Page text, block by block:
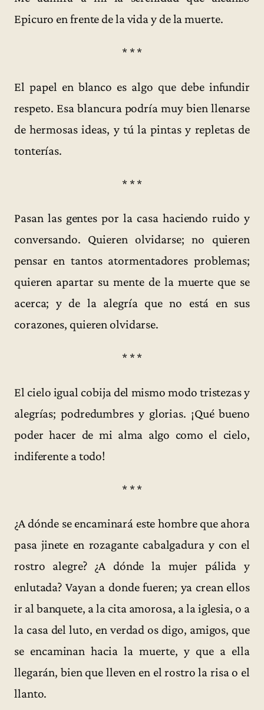
Epicuro en frente de la vida y de la muerte.
* * *
El papel en blanco es algo que debe infundir
respeto. Esa blancura podría muy bien llenarse
de hermosas ideas, y tú la pintas y repletas de
tonterías.
* * *
Pasan las gentes por la casa haciendo ruido y
conversando. Quieren olvidarse; no quieren
pensar en tantos atormentadores problemas;
quieren apartar su mente de la muerte que se
acerca; y de la alegría que no está en sus
corazones, quieren olvidarse.
* * *
El cielo igual cobija del mismo modo tristezas y
alegrías; podredumbres y glorias. ¡Qué bueno
poder hacer de mi alma algo como el cielo,
indiferente a todo!
* * *
¿A dónde se encaminará este hombre que ahora
pasa jinete en rozagante cabalgadura y con el
rostro alegre? ¿A dónde la mujer pálida y
enlutada? Vayan a donde fueren; ya crean ellos
ir al banquete, a la cita amorosa, a la iglesia, o a
la casa del luto, en verdad os digo, amigos, que
se encaminan hacia la muerte, y que a ella
llegarán, bien que lleven en el rostro la risa o el
llanto.